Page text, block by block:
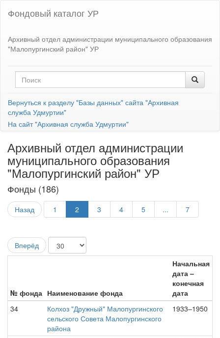
Фондовый каталог УР
Архивный отдел администрации муниципального образования
"Малопургинский район" УР
Вернуться к разделу "Базы данных" сайта "Архивная
служба Удмуртии"
На сайт "Архивная служба Удмуртии"
Архивный отдел администрации
муниципального образования
"Малопургинский район" УР
Фонды (186)
Назад 1 2 3 4 5 ... 7
Вперёд
№ фонда Наименование фонда
Начальная
дата –
конечная
дата
34
Колхоз "Дружный" Малопургинского
сельского Совета Малопургинского
района
1933–1950